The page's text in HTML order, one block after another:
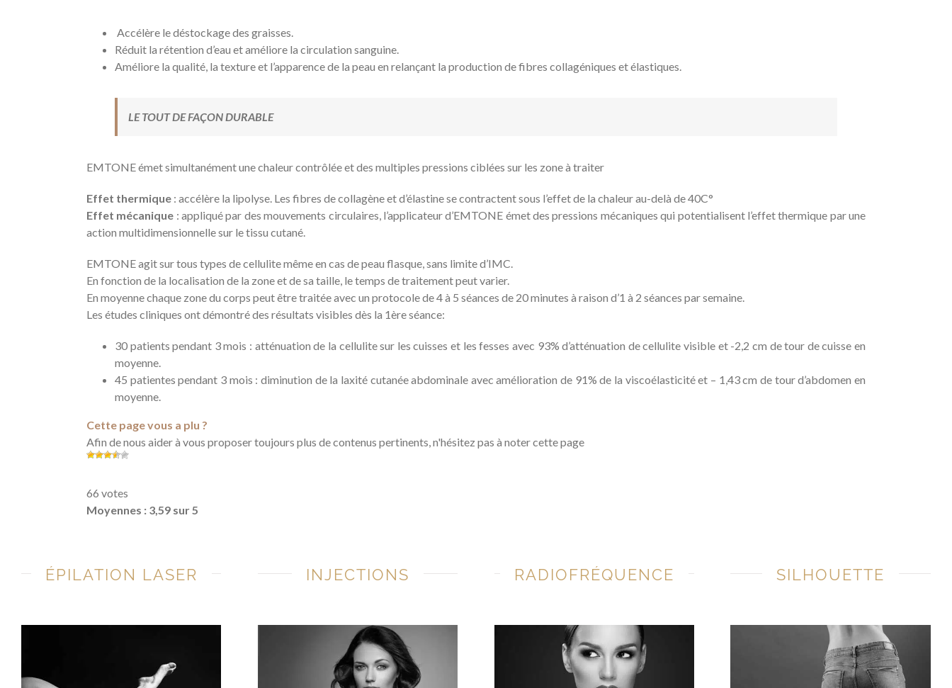
Accélère le déstockage des graisses.
Réduit la rétention d’eau et améliore la circulation sanguine.
Améliore la qualité, la texture et l’apparence de la peau en relançant la production de fibres collagéniques et élastiques.
LE TOUT DE FAÇON DURABLE
EMTONE émet simultanément une chaleur contrôlée et des multiples pressions ciblées sur les zone à traiter
Effet thermique : accélère la lipolyse. Les fibres de collagène et d’élastine se contractent sous l’effet de la chaleur au-delà de 40C°
Effet mécanique : appliqué par des mouvements circulaires, l’applicateur d’EMTONE émet des pressions mécaniques qui potentialisent l’effet thermique par une
action multidimensionnelle sur le tissu cutané.
EMTONE agit sur tous types de cellulite même en cas de peau flasque, sans limite d’IMC.
En fonction de la localisation de la zone et de sa taille, le temps de traitement peut varier.
En moyenne chaque zone du corps peut être traitée avec un protocole de 4 à 5 séances de 20 minutes à raison d’1 à 2 séances par semaine.
Les études cliniques ont démontré des résultats visibles dès la 1ère séance:
30 patients pendant 3 mois : atténuation de la cellulite sur les cuisses et les fesses avec 93% d’atténuation de cellulite visible et -2,2 cm de tour de cuisse en
moyenne.
45 patientes pendant 3 mois : diminution de la laxité cutanée abdominale avec amélioration de 91% de la viscoélasticité et – 1,43 cm de tour d’abdomen en
moyenne.
Cette page vous a plu ?
Afin de nous aider à vous proposer toujours plus de contenus pertinents, n'hésitez pas à noter cette page
66 votes
Moyennes : 3,59 sur 5
ÉPILATION LASER INJECTIONS RADIOFRÉQUENCE SILHOUETTE